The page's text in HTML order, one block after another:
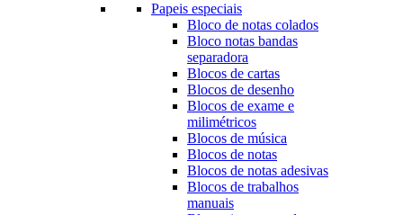
Papeis especiais
Bloco de notas colados
Bloco notas bandas
separadora
Blocos de cartas
Blocos de desenho
Blocos de exame e
milimétricos
Blocos de música
Blocos de notas
Blocos de notas adesivas
Blocos de trabalhos
manuais